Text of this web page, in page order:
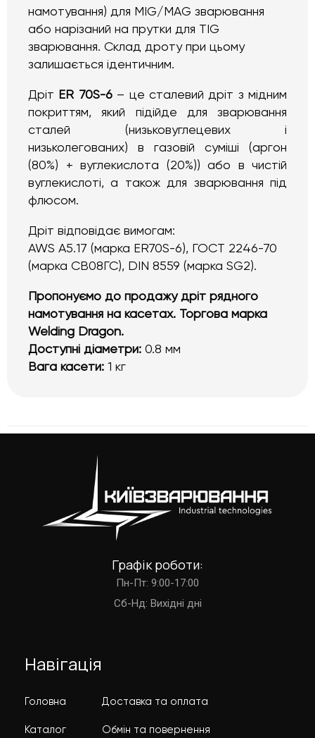
намотування) для MIG/MAG зварювання
або нарізаний на прутки для TIG
зварювання. Склад дроту при цьому
залишається ідентичним.
Дріт ER 70S-6 – це сталевий дріт з мідним
покриттям, який підійде для зварювання
сталей (низьковуглецевих і
низьколегованих) в газовій суміші (аргон
(80%) + вуглекислота (20%)) або в чистій
вуглекислоті, а також для зварювання під
флюсом.
Дріт відповідає вимогам:
AWS A5.17 (марка ER70S-6), ГОСТ 2246-70
(марка СВ08ГС), DIN 8559 (марка SG2).
Пропонуємо до продажу дріт рядного
намотування на касетах. Торгова марка
Welding Dragon.
Доступні діаметри: 0.8 мм
Вага касети: 1 кг
Графік роботи:
Пн-Пт: 9:00-17:00
Cб-Нд: Вихідні дні
Навігація
Головна
Каталог
Доставка та оплата
Обмін та повернення